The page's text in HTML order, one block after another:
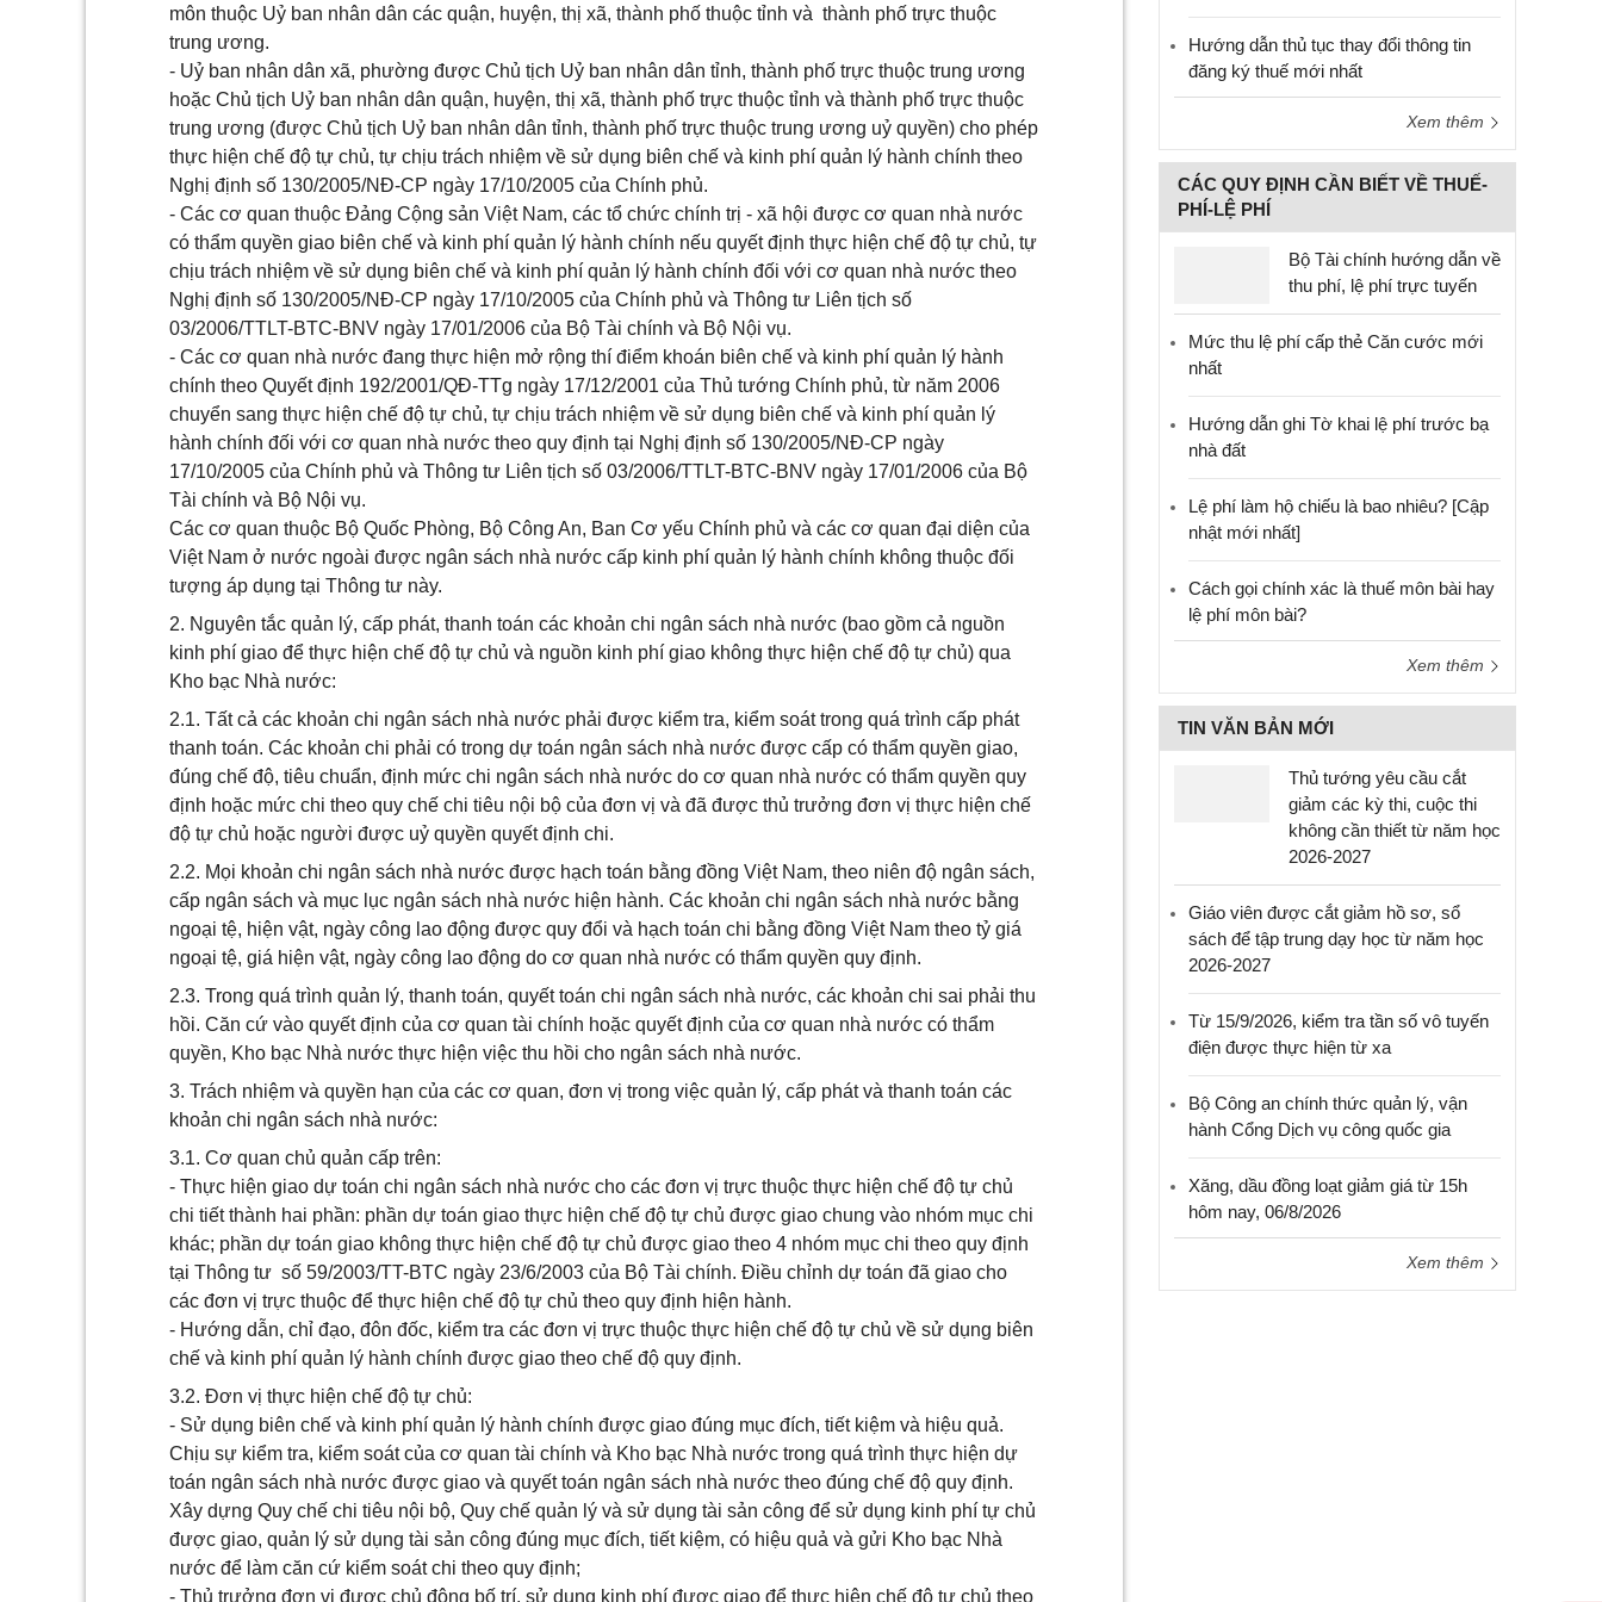
môn thuộc Uỷ ban nhân dân các quận, huyện, thị xã, thành phố thuộc tỉnh và thành phố trực thuộc
trung ương.
- Uỷ ban nhân dân xã, phường được Chủ tịch Uỷ ban nhân dân tỉnh, thành phố trực thuộc trung ương
hoặc Chủ tịch Uỷ ban nhân dân quận, huyện, thị xã, thành phố trực thuộc tỉnh và thành phố trực thuộc
trung ương (được Chủ tịch Uỷ ban nhân dân tỉnh, thành phố trực thuộc trung ương uỷ quyền) cho phép
thực hiện chế độ tự chủ, tự chịu trách nhiệm về sử dụng biên chế và kinh phí quản lý hành chính theo
Nghị định số 130/2005/NĐ-CP ngày 17/10/2005 của Chính phủ.
- Các cơ quan thuộc Đảng Cộng sản Việt Nam, các tổ chức chính trị - xã hội được cơ quan nhà nước
có thẩm quyền giao biên chế và kinh phí quản lý hành chính nếu quyết định thực hiện chế độ tự chủ, tự
chịu trách nhiệm về sử dụng biên chế và kinh phí quản lý hành chính đối với cơ quan nhà nước theo
Nghị định số 130/2005/NĐ-CP ngày 17/10/2005 của Chính phủ và Thông tư Liên tịch số
03/2006/TTLT-BTC-BNV ngày 17/01/2006 của Bộ Tài chính và Bộ Nội vụ.
- Các cơ quan nhà nước đang thực hiện mở rộng thí điểm khoán biên chế và kinh phí quản lý hành
chính theo Quyết định 192/2001/QĐ-TTg ngày 17/12/2001 của Thủ tướng Chính phủ, từ năm 2006
chuyển sang thực hiện chế độ tự chủ, tự chịu trách nhiệm về sử dụng biên chế và kinh phí quản lý
hành chính đối với cơ quan nhà nước theo quy định tại Nghị định số 130/2005/NĐ-CP ngày
17/10/2005 của Chính phủ và Thông tư Liên tịch số 03/2006/TTLT-BTC-BNV ngày 17/01/2006 của Bộ
Tài chính và Bộ Nội vụ.
Các cơ quan thuộc Bộ Quốc Phòng, Bộ Công An, Ban Cơ yếu Chính phủ và các cơ quan đại diện của
Việt Nam ở nước ngoài được ngân sách nhà nước cấp kinh phí quản lý hành chính không thuộc đối
tượng áp dụng tại Thông tư này.
2. Nguyên tắc quản lý, cấp phát, thanh toán các khoản chi ngân sách nhà nước (bao gồm cả nguồn
kinh phí giao để thực hiện chế độ tự chủ và nguồn kinh phí giao không thực hiện chế độ tự chủ) qua
Kho bạc Nhà nước:
2.1. Tất cả các khoản chi ngân sách nhà nước phải được kiểm tra, kiểm soát trong quá trình cấp phát
thanh toán. Các khoản chi phải có trong dự toán ngân sách nhà nước được cấp có thẩm quyền giao,
đúng chế độ, tiêu chuẩn, định mức chi ngân sách nhà nước do cơ quan nhà nước có thẩm quyền quy
định hoặc mức chi theo quy chế chi tiêu nội bộ của đơn vị và đã được thủ trưởng đơn vị thực hiện chế
độ tự chủ hoặc người được uỷ quyền quyết định chi.
2.2. Mọi khoản chi ngân sách nhà nước được hạch toán bằng đồng Việt Nam, theo niên độ ngân sách,
cấp ngân sách và mục lục ngân sách nhà nước hiện hành. Các khoản chi ngân sách nhà nước bằng
ngoại tệ, hiện vật, ngày công lao động được quy đổi và hạch toán chi bằng đồng Việt Nam theo tỷ giá
ngoại tệ, giá hiện vật, ngày công lao động do cơ quan nhà nước có thẩm quyền quy định.
2.3. Trong quá trình quản lý, thanh toán, quyết toán chi ngân sách nhà nước, các khoản chi sai phải thu
hồi. Căn cứ vào quyết định của cơ quan tài chính hoặc quyết định của cơ quan nhà nước có thẩm
quyền, Kho bạc Nhà nước thực hiện việc thu hồi cho ngân sách nhà nước.
3. Trách nhiệm và quyền hạn của các cơ quan, đơn vị trong việc quản lý, cấp phát và thanh toán các
khoản chi ngân sách nhà nước:
3.1. Cơ quan chủ quản cấp trên:
- Thực hiện giao dự toán chi ngân sách nhà nước cho các đơn vị trực thuộc thực hiện chế độ tự chủ
chi tiết thành hai phần: phần dự toán giao thực hiện chế độ tự chủ được giao chung vào nhóm mục chi
khác; phần dự toán giao không thực hiện chế độ tự chủ được giao theo 4 nhóm mục chi theo quy định
tại Thông tư số 59/2003/TT-BTC ngày 23/6/2003 của Bộ Tài chính. Điều chỉnh dự toán đã giao cho
các đơn vị trực thuộc để thực hiện chế độ tự chủ theo quy định hiện hành.
- Hướng dẫn, chỉ đạo, đôn đốc, kiểm tra các đơn vị trực thuộc thực hiện chế độ tự chủ về sử dụng biên
chế và kinh phí quản lý hành chính được giao theo chế độ quy định.
3.2. Đơn vị thực hiện chế độ tự chủ:
- Sử dụng biên chế và kinh phí quản lý hành chính được giao đúng mục đích, tiết kiệm và hiệu quả.
Chịu sự kiểm tra, kiểm soát của cơ quan tài chính và Kho bạc Nhà nước trong quá trình thực hiện dự
toán ngân sách nhà nước được giao và quyết toán ngân sách nhà nước theo đúng chế độ quy định.
Xây dựng Quy chế chi tiêu nội bộ, Quy chế quản lý và sử dụng tài sản công để sử dụng kinh phí tự chủ
được giao, quản lý sử dụng tài sản công đúng mục đích, tiết kiệm, có hiệu quả và gửi Kho bạc Nhà
nước để làm căn cứ kiểm soát chi theo quy định;
- Thủ trưởng đơn vị được chủ động bố trí, sử dụng kinh phí được giao để thực hiện chế độ tự chủ theo
Hướng dẫn thủ tục thay đổi thông tin
đăng ký thuế mới nhất
Xem thêm
CÁC QUY ĐỊNH CẦN BIẾT VỀ THUẾ-
PHÍ-LỆ PHÍ
Bộ Tài chính hướng dẫn về
thu phí, lệ phí trực tuyến
Mức thu lệ phí cấp thẻ Căn cước mới
nhất
Hướng dẫn ghi Tờ khai lệ phí trước bạ
nhà đất
Lệ phí làm hộ chiếu là bao nhiêu? [Cập
nhật mới nhất]
Cách gọi chính xác là thuế môn bài hay
lệ phí môn bài?
Xem thêm
TIN VĂN BẢN MỚI
Thủ tướng yêu cầu cắt
giảm các kỳ thi, cuộc thi
không cần thiết từ năm học
2026-2027
Giáo viên được cắt giảm hồ sơ, sổ
sách để tập trung dạy học từ năm học
2026-2027
Từ 15/9/2026, kiểm tra tần số vô tuyến
điện được thực hiện từ xa
Bộ Công an chính thức quản lý, vận
hành Cổng Dịch vụ công quốc gia
Xăng, dầu đồng loạt giảm giá từ 15h
hôm nay, 06/8/2026
Xem thêm